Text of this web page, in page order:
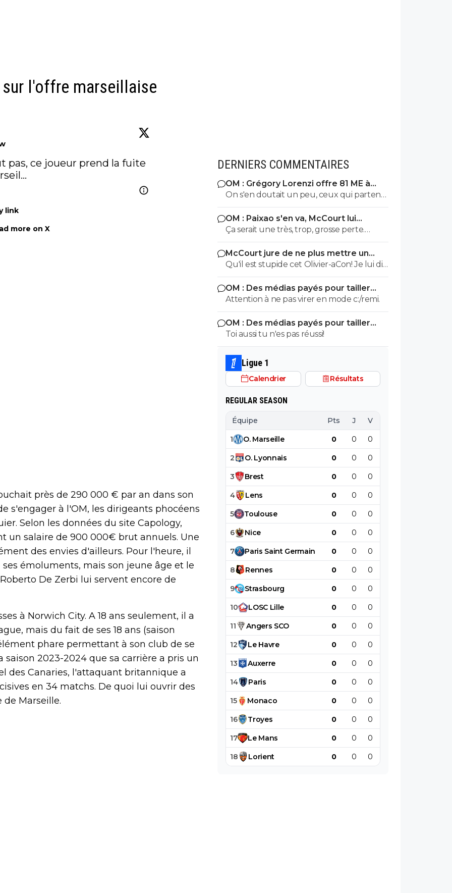
l'offre marseillaise
link
more on X
près de 290 000 € par an dans son
s'engager à l'OM, les dirigeants phocéens
Selon les données du site Capology,
un salaire de 900 000€ brut annuels. Une
des envies d'ailleurs. Pour l'heure, il
émoluments, mais son jeune âge et le
De Zerbi lui servent encore de
à Norwich City. A 18 ans seulement, il a
mais du fait de ses 18 ans (saison
phare permettant à son club de se
2023-2024 que sa carrière a pris un
des Canaries, l'attaquant britannique a
en 34 matchs. De quoi lui ouvrir des
Marseille.
DERNIERS COMMENTAIRES
OM : Grégory Lorenzi offre 81 ME à
Frank McCourt
On s'en doutait un peu, ceux qui partent
ne sont pas nécessairement ceux qu'on
aimerait voir partir. Et pour cause... Après
chaque cas est particulier mais quitte à
brader, autant brader des Kondogbia,
Harit, Moumbagna et autres Gomes, et
dans une moindre mesure ceux qui
veulent partir comme Hojbjerg.
OM : Paixao s'en va, McCourt lui
montre la sortie
Ça serait une très, trop, grosse perte.
Surtout pour y mettre Gouiri, que j'aime
pourtant bien. Mais à choisir, aucune
hésitation, c'est Paixao tous les jours.
McCourt jure de ne plus mettre un
euro à l’OM
Qu'il est stupide cet Olivier-aCon! Je lui dis
que je ne lis pas ses commentaires puérils
avec des émojis et il continue de me
répondre avec ses petites images de
gogol. Ça prouve bien ce que je dis, on voit
tout de suite qu'on a affaire à un teubé.^^
OM : Des médias payés pour tailler
l’OL, McCourt accusé
Attention à ne pas virer en mode c:/remi.
OM : Des médias payés pour tailler
l’OL, McCourt accusé
Toi aussi tu n'es pas réussi!
Ligue 1
Calendrier Résultats
REGULAR SEASON
Équipe Pts J V
1 O. Marseille 0 0 0
2 O. Lyonnais 0 0 0
3 Brest 0 0 0
4 Lens 0 0 0
5 Toulouse 0 0 0
6 Nice 0 0 0
7 Paris Saint Germain 0 0 0
8 Rennes 0 0 0
9 Strasbourg 0 0 0
10 LOSC Lille 0 0 0
11 Angers SCO 0 0 0
12 Le Havre 0 0 0
13 Auxerre 0 0 0
14 Paris 0 0 0
15 Monaco 0 0 0
16 Troyes 0 0 0
17 Le Mans 0 0 0
18 Lorient 0 0 0